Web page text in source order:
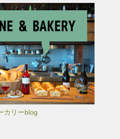
カリーblog